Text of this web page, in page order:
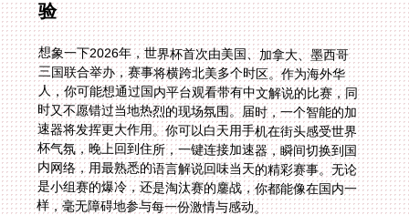
验
想象一下2026年，世界杯首次由美国、加拿大、墨西哥
三国联合举办，赛事将横跨北美多个时区。作为海外华
人，你可能想通过国内平台观看带有中文解说的比赛，同
时又不愿错过当地热烈的现场氛围。届时，一个智能的加
速器将发挥更大作用。你可以白天用手机在街头感受世界
杯气氛，晚上回到住所，一键连接加速器，瞬间切换到国
内网络，用最熟悉的语言解说回味当天的精彩赛事。无论
是小组赛的爆冷，还是淘汰赛的鏖战，你都能像在国内一
样，毫无障碍地参与每一份激情与感动。